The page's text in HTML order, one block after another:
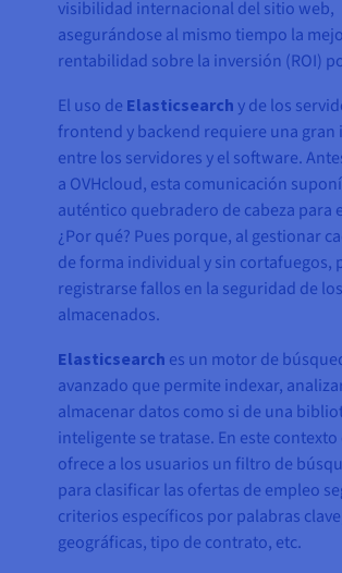
visibilidad internacional del sitio web,
asegurándose al mismo tiempo la
rentabilidad sobre la inversión (ROI)
El uso de Elasticsearchy de los
frontend y backend requiere una gran
entre los servidores y el software.
a OVHcloud, esta comunicación
auténtico quebradero de cabeza para
¿Por qué? Pues porque, al gestionar
de forma individual y sin cortafuegos,
registrarse fallos en la seguridad de
almacenados.
Elasticsearch es un motor de
avanzado que permite indexar,
almacenar datos como si de una
inteligente se tratase. En este
ofrece a los usuarios un filtro de
para clasificar las ofertas de empleo
criterios específicos por palabras
geográficas, tipo de contrato, etc.